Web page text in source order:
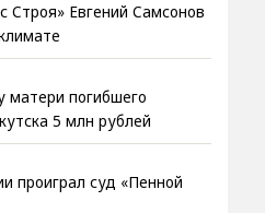
Евгений Самсонов
погибшего
5 млн рублей
проиграл суд «Пенной